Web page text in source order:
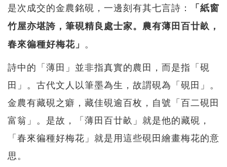
是次成交的金農銘硯，一邊刻有其七言詩：
「紙窗
竹屋亦堪誇，筆硯精良處士家。農有薄田百廿畝，
春來徧種好梅花」 。
詩中的「薄田」並非指真實的農田，而是指「硯
田」。古代文人以筆墨為生，故謂硯為「硯田」。
金農有藏硯之癖，藏佳硯逾百枚，自號「百二硯田
富翁」。是故，「薄田百廿畝」就是他的藏硯，
「春來徧種好梅花」就是用這些硯田繪畫梅花的意
思。